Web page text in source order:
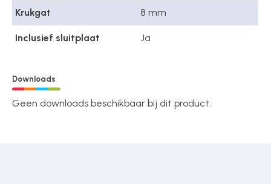
Krukgat 8 mm
Inclusief sluitplaat Ja
Downloads
Geen downloads beschikbaar bij dit product.